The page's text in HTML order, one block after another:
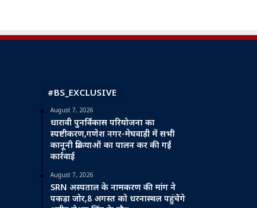
#BS_EXCLUSIVE
August 7, 2026
धारावी पुनर्विकास परियोजना का
स्पष्टीकरण,गणेश नगर-मेघवाड़ी में सभी
कानूनी प्रक्रियाओं का पालन कर की गई
कार्रवाई
August 7, 2026
SRN अस्पताल के नामकरण की मांग ने
पकड़ा जोर,8 अगस्त को धरनास्थल पहुंचेंगे